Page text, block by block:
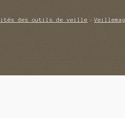
des outils de veille Veillemag